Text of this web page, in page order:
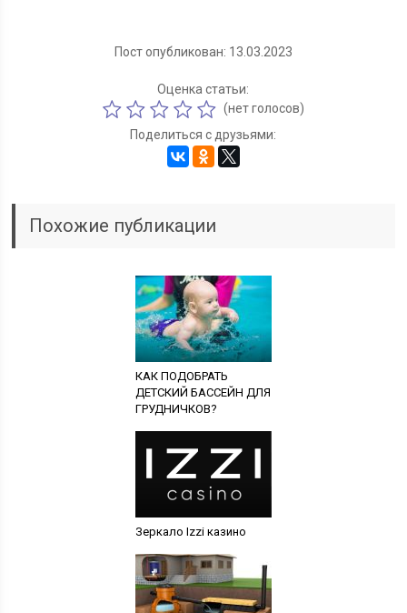
Пост опубликован: 13.03.2023
Оценка статьи:
(нет голосов)
Поделиться с друзьями:
Похожие публикации
КАК ПОДОБРАТЬ
ДЕТСКИЙ БАССЕЙН ДЛЯ
ГРУДНИЧКОВ?
Зеркало Izzi казино